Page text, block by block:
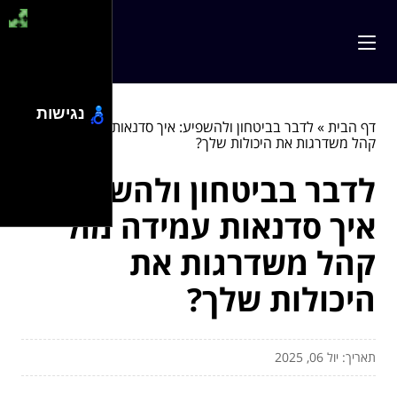
דף הבית»לדבר בביטחון ולהשפיע: איך סדנאות עמידה מול
קהל משדרגות את היכולות שלך?
לדבר בביטחון ולהשפיע:
איך סדנאות עמידה מול
קהל משדרגות את
היכולות שלך?
תאריך: יול 06, 2025
נגישות